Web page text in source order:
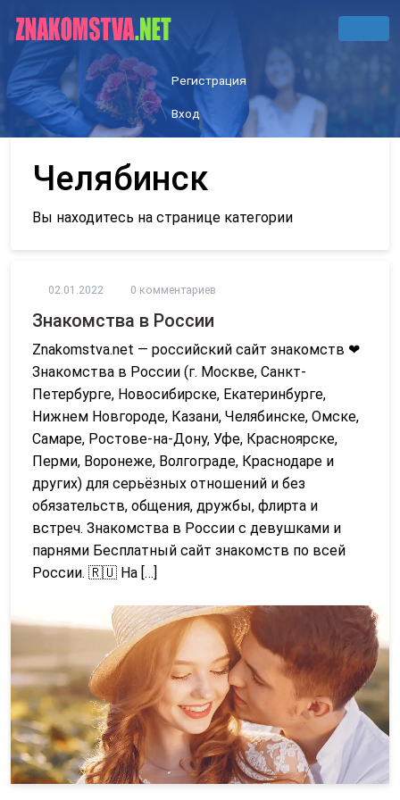
Регистрация
Вход
Челябинск
Вы находитесь на странице категории
02.01.2022 0 комментариев
Знакомства в России
Znakomstva.net — российский сайт знакомств ❤
Знакомства в России (г. Москве, Санкт-
Петербурге, Новосибирске, Екатеринбурге,
Нижнем Новгороде, Казани, Челябинске, Омске,
Самаре, Ростове-на-Дону, Уфе, Красноярске,
Перми, Воронеже, Волгограде, Краснодаре и
других) для серьёзных отношений и без
обязательств, общения, дружбы, флирта и
встреч. Знакомства в России с девушками и
парнями Бесплатный сайт знакомств по всей
России. 🇷🇺 На […]